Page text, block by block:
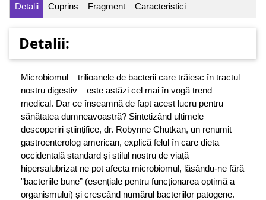
Detalii Cuprins Fragment Caracteristici
Detalii:
Microbiomul – trilioanele de bacterii care trăiesc în tractul
nostru digestiv – este astăzi cel mai în vogă trend
medical. Dar ce înseamnă de fapt acest lucru pentru
sănătatea dumneavoastră? Sintetizând ultimele
descoperiri științifice, dr. Robynne Chutkan, un renumit
gastroenterolog american, explică felul în care dieta
occidentală standard și stilul nostru de viață
hipersalubrizat ne pot afecta microbiomul, lăsându-ne fără
”bacteriile bune” (esențiale pentru funcționarea optimă a
organismului) și crescând numărul bacteriilor patogene.